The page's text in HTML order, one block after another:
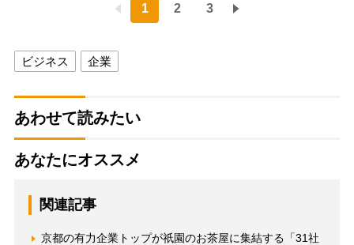
1 2 3
ビジネス 企業
あわせて読みたい
あなたにオススメ
関連記事
京都の有力企業トップが祇園のお茶屋に集結する「31社